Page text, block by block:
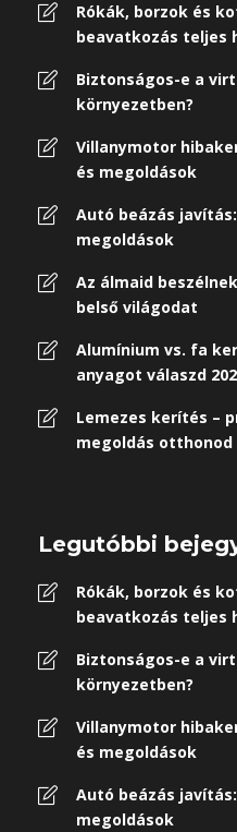
Rókák, borzok és
beavatkozás teljes
Biztonságos-e a
környezetben?
Villanymotor
és megoldások
Autó beázás
megoldások
Az álmaid
belső világodat
Alumínium vs. fa
anyagot válaszd
Lemezes kerítés –
megoldás otthonod
Legutóbbi
Rókák, borzok és
beavatkozás teljes
Biztonságos-e a
környezetben?
Villanymotor
és megoldások
Autó beázás
megoldások